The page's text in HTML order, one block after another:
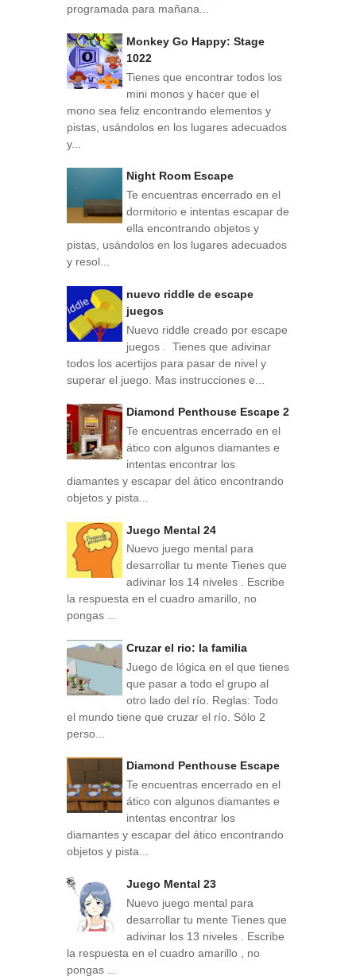
programada para mañana...
Monkey Go Happy: Stage
1022
Tienes que encontrar todos los
mini monos y hacer que el
mono sea feliz encontrando elementos y
pistas, usándolos en los lugares adecuados
y...
Night Room Escape
Te encuentras encerrado en el
dormitorio e intentas escapar de
ella encontrando objetos y
pistas, usándolos en los lugares adecuados
y resol...
nuevo riddle de escape
juegos
Nuevo riddle creado por escape
juegos . Tienes que adivinar
todos los acertijos para pasar de nivel y
superar el juego. Mas instrucciones e...
Diamond Penthouse Escape 2
Te encuentras encerrado en el
ático con algunos diamantes e
intentas encontrar los
diamantes y escapar del ático encontrando
objetos y pista...
Juego Mental 24
Nuevo juego mental para
desarrollar tu mente Tienes que
adivinar los 14 niveles . Escribe
la respuesta en el cuadro amarillo, no
pongas ...
Cruzar el rio: la familia
Juego de lógica en el que tienes
que pasar a todo el grupo al
otro lado del río. Reglas: Todo
el mundo tiene que cruzar el río. Sólo 2
perso...
Diamond Penthouse Escape
Te encuentras encerrado en el
ático con algunos diamantes e
intentas encontrar los
diamantes y escapar del ático encontrando
objetos y pista...
Juego Mental 23
Nuevo juego mental para
desarrollar tu mente Tienes que
adivinar los 13 niveles . Escribe
la respuesta en el cuadro amarillo , no
pongas ...